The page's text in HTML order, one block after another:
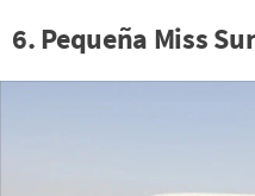
6. Pequeña Miss